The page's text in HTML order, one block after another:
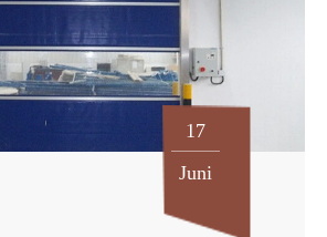
Problem darstellen. Der Wert
nur im Markennamen. Er ergibt sich
von Rückstellmechanismus,
Steuerung und
jeweiligen Gegebenheiten vor Ort.
planen …
17
Juni